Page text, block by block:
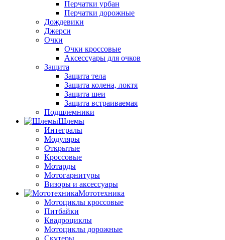
Перчатки урбан
Перчатки дорожные
Дождевики
Джерси
Очки
Очки кроссовые
Аксессуары для очков
Защита
Защита тела
Защита колена, локтя
Защита шеи
Защита встраиваемая
Подшлемники
Шлемы
Интегралы
Модуляры
Открытые
Кроссовые
Мотарды
Мотогарнитуры
Визоры и аксессуары
Мототехника
Мотоциклы кроссовые
Питбайки
Квадроциклы
Мотоциклы дорожные
Скутеры